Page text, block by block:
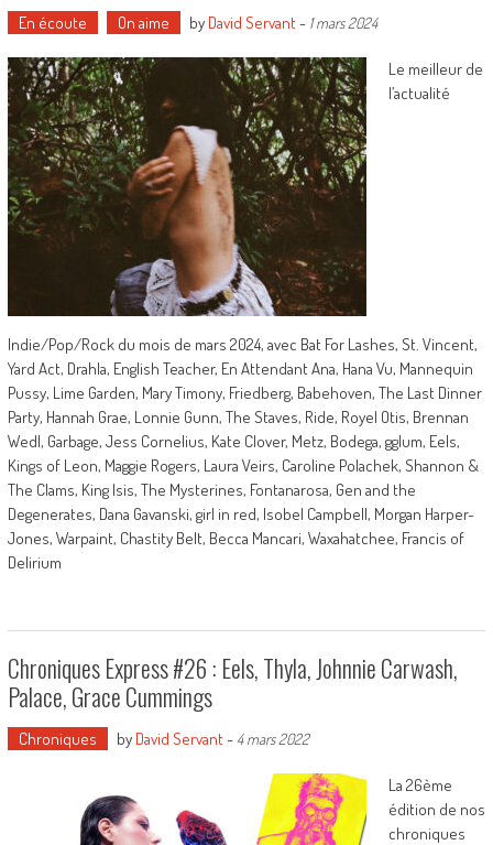
En écoute On aime by David Servant- 1 mars 2024
Le meilleur de
l’actualité
Indie/Pop/Rock du mois de mars 2024, avec Bat For Lashes, St. Vincent,
Yard Act, Drahla, English Teacher, En Attendant Ana, Hana Vu, Mannequin
Pussy, Lime Garden, Mary Timony, Friedberg, Babehoven, The Last Dinner
Party, Hannah Grae, Lonnie Gunn, The Staves, Ride, Royel Otis, Brennan
Wedl, Garbage, Jess Cornelius, Kate Clover, Metz, Bodega, gglum, Eels,
Kings of Leon, Maggie Rogers, Laura Veirs, Caroline Polachek, Shannon &
The Clams, King Isis, The Mysterines, Fontanarosa, Gen and the
Degenerates, Dana Gavanski, girl in red, Isobel Campbell, Morgan Harper-
Jones, Warpaint, Chastity Belt, Becca Mancari, Waxahatchee, Francis of
Delirium
Chroniques Express #26 : Eels, Thyla, Johnnie Carwash,
Palace, Grace Cummings
Chroniques by David Servant- 4 mars 2022
La 26ème
édition de nos
chroniques